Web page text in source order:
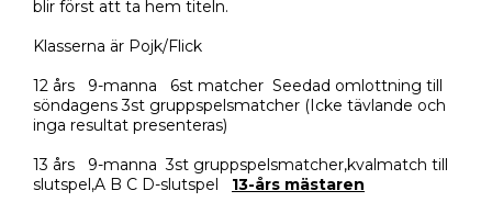
blir först att ta hem titeln.
Klasserna är Pojk/Flick
12 års 9-manna 6st matcher Seedad omlottning till
söndagens 3st gruppspelsmatcher (Icke tävlande och
inga resultat presenteras)
13 års 9-manna 3st gruppspelsmatcher,kvalmatch till
slutspel,A B C D-slutspel
13-års mästaren